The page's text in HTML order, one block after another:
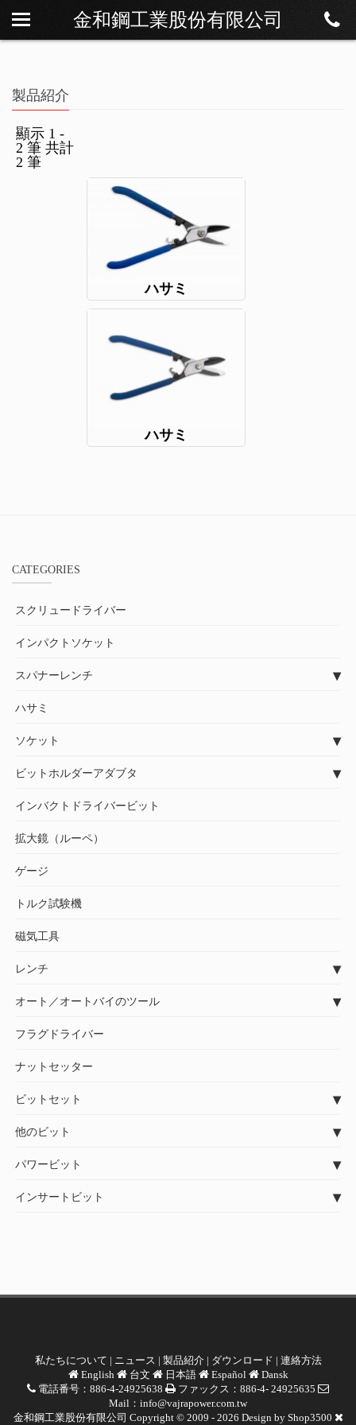
金和鋼工業股份有限公司
私たちについて
製品紹介
連絡方法
製品紹介
顯示 1 -
2 筆 共計
2 筆
ハサミ
ハサミ
CATEGORIES
スクリュードライバー
インパクトソケット
スパナーレンチ
ハサミ
ソケット
ビットホルダーアダブタ
インバクトドライバービット
拡大鏡（ルーペ）
ゲージ
トルク試験機
磁気工具
レンチ
オート／オートバイのツール
フラグドライバー
ナットセッター
ビットセット
他のビット
パワービット
インサートビット
私たちについて | ニュース | 製品紹介| ダウンロード | 連絡方法
English
台文 日本語 Español
Dansk
電話番号：886-4-24925638
ファックス：886-4- 24925635
Mail： info@vajrapower.com.tw
金和鋼工業股份有限公司 Copyright © 2009 - 2026 Design by Shop3500